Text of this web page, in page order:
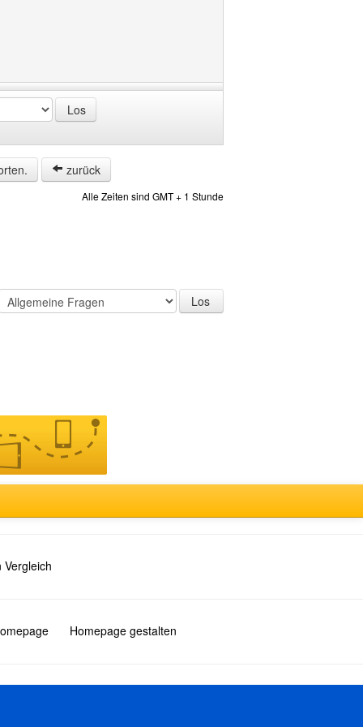
zurück
Alle Zeiten sind GMT + 1 Stunde
Vergleich
Homepage gestalten